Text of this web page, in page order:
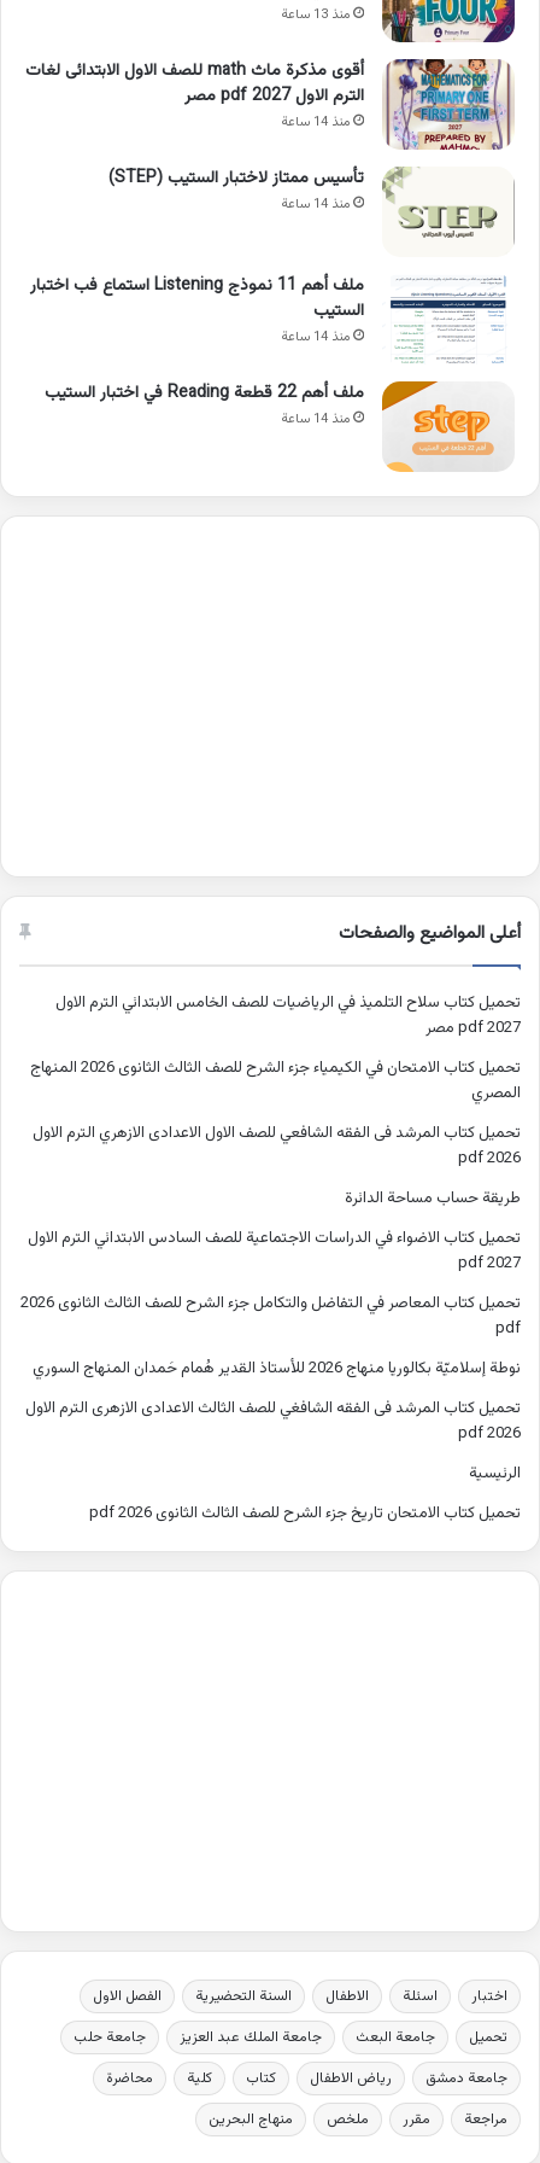
منذ 13 ساعة
أقوى مذكرة ماث math للصف الاول الابتدائى لغات
الترم الاول pdf 2027 مصر
منذ 14 ساعة
تأسيس ممتاز لاختبار الستيب (STEP)
منذ 14 ساعة
ملف أهم 11 نموذج Listening استماع فب اختبار
الستيب
منذ 14 ساعة
ملف أهم 22 قطعة Reading في اختبار الستيب
منذ 14 ساعة
أعلى المواضيع والصفحات
تحميل كتاب سلاح التلميذ في الرياضيات للصف الخامس الابتدائي الترم الاول
2027 pdf مصر
تحميل كتاب الامتحان في الكيمياء جزء الشرح للصف الثالث الثانوى 2026 المنهاج
المصري
تحميل كتاب المرشد فى الفقه الشافعي للصف الاول الاعدادى الازهري الترم الاول
2026 pdf
طريقة حساب مساحة الدائرة
تحميل كتاب الاضواء في الدراسات الاجتماعية للصف السادس الابتدائي الترم الاول
2027 pdf
تحميل كتاب المعاصر في التفاضل والتكامل جزء الشرح للصف الثالث الثانوى 2026
pdf
نوطة إسلاميّة بكالوريا منهاج 2026 للأستاذ القدير هُمام حَمدان المنهاج السوري
تحميل كتاب المرشد فى الفقه الشافغي للصف الثالث الاعدادى الازهرى الترم الاول
2026 pdf
الرئيسية
تحميل كتاب الامتحان تاريخ جزء الشرح للصف الثالث الثانوى 2026 pdf
اختبار اسئلة الاطفال السنة التحضيرية
الفصل الاول
تحميل
جامعة البعث جامعة الملك عبد العزيز
جامعة حلب
جامعة دمشق
رياض الاطفال كتاب كلية
محاضرة
مراجعة
مقرر ملخص منهاج البحرين